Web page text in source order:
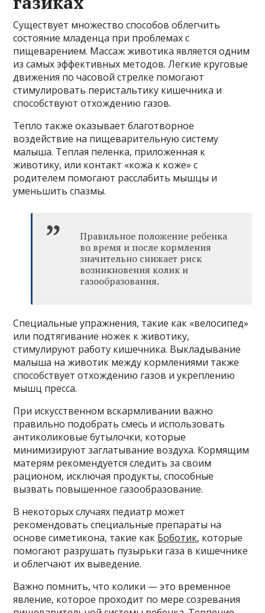
Существует множество способов облегчить
состояние младенца при проблемах с
пищеварением. Массаж животика является одним
из самых эффективных методов. Легкие круговые
движения по часовой стрелке помогают
стимулировать перистальтику кишечника и
способствуют отхождению газов.
Тепло также оказывает благотворное
воздействие на пищеварительную систему
малыша. Теплая пеленка, приложенная к
животику, или контакт «кожа к коже» с
родителем помогают расслабить мышцы и
уменьшить спазмы.
Правильное положение ребенка
во время и после кормления
значительно снижает риск
возникновения колик и
газообразования.
Специальные упражнения, такие как «велосипед»
или подтягивание ножек к животику,
стимулируют работу кишечника. Выкладывание
малыша на животик между кормлениями также
способствует отхождению газов и укреплению
мышц пресса.
При искусственном вскармливании важно
правильно подобрать смесь и использовать
антиколиковые бутылочки, которые
минимизируют заглатывание воздуха. Кормящим
матерям рекомендуется следить за своим
рационом, исключая продукты, способные
вызвать повышенное газообразование.
В некоторых случаях педиатр может
рекомендовать специальные препараты на
основе симетикона, такие как Боботик, которые
помогают разрушать пузырьки газа в кишечнике
и облегчают их выведение.
Важно помнить, что колики — это временное
явление, которое проходит по мере созревания